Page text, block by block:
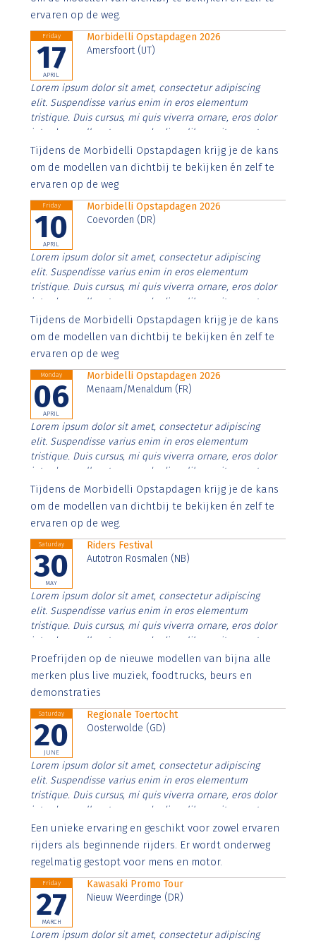
ervaren op de weg.
Friday
17
APRIL
Morbidelli Opstapdagen 2026
Amersfoort (UT)
Lorem ipsum dolor sit amet, consectetur adipiscing
elit. Suspendisse varius enim in eros elementum
tristique. Duis cursus, mi quis viverra ornare, eros dolor
interdum nulla, ut commodo diam libero vitae erat.
Aenean faucibus nibh et justo cursus id rutrum lorem
imperdiet. Nunc ut sem vitae risus tristique posuere.
Tijdens de Morbidelli Opstapdagen krijg je de kans
om de modellen van dichtbij te bekijken én zelf te
ervaren op de weg
Friday
10
APRIL
Morbidelli Opstapdagen 2026
Coevorden (DR)
Lorem ipsum dolor sit amet, consectetur adipiscing
elit. Suspendisse varius enim in eros elementum
tristique. Duis cursus, mi quis viverra ornare, eros dolor
interdum nulla, ut commodo diam libero vitae erat.
Aenean faucibus nibh et justo cursus id rutrum lorem
imperdiet. Nunc ut sem vitae risus tristique posuere.
Tijdens de Morbidelli Opstapdagen krijg je de kans
om de modellen van dichtbij te bekijken én zelf te
ervaren op de weg
Monday
06
APRIL
Morbidelli Opstapdagen 2026
Menaam/Menaldum (FR)
Lorem ipsum dolor sit amet, consectetur adipiscing
elit. Suspendisse varius enim in eros elementum
tristique. Duis cursus, mi quis viverra ornare, eros dolor
interdum nulla, ut commodo diam libero vitae erat.
Aenean faucibus nibh et justo cursus id rutrum lorem
imperdiet. Nunc ut sem vitae risus tristique posuere.
Tijdens de Morbidelli Opstapdagen krijg je de kans
om de modellen van dichtbij te bekijken én zelf te
ervaren op de weg.
Saturday
30
MAY
Riders Festival
Autotron Rosmalen (NB)
Lorem ipsum dolor sit amet, consectetur adipiscing
elit. Suspendisse varius enim in eros elementum
tristique. Duis cursus, mi quis viverra ornare, eros dolor
interdum nulla, ut commodo diam libero vitae erat.
Aenean faucibus nibh et justo cursus id rutrum lorem
imperdiet. Nunc ut sem vitae risus tristique posuere.
Proefrijden op de nieuwe modellen van bijna alle
merken plus live muziek, foodtrucks, beurs en
demonstraties
Saturday
20
JUNE
Regionale Toertocht
Oosterwolde (GD)
Lorem ipsum dolor sit amet, consectetur adipiscing
elit. Suspendisse varius enim in eros elementum
tristique. Duis cursus, mi quis viverra ornare, eros dolor
interdum nulla, ut commodo diam libero vitae erat.
Aenean faucibus nibh et justo cursus id rutrum lorem
imperdiet. Nunc ut sem vitae risus tristique posuere.
Een unieke ervaring en geschikt voor zowel ervaren
rijders als beginnende rijders. Er wordt onderweg
regelmatig gestopt voor mens en motor.
Friday
27
MARCH
Kawasaki Promo Tour
Nieuw Weerdinge (DR)
Lorem ipsum dolor sit amet, consectetur adipiscing